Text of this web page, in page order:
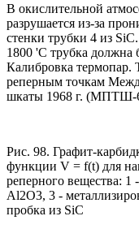
В окислительной
разрушается из-за
стенки трубки 4 из
1800 'С трубка должна
Калибровка
реперным точкам
шкаты 1968 г. (МПТШ-
Рис. 98. Графит-
функции V = f(t) для
реперного вещества: 1
Al2O3, 3 -
пробка из SiC